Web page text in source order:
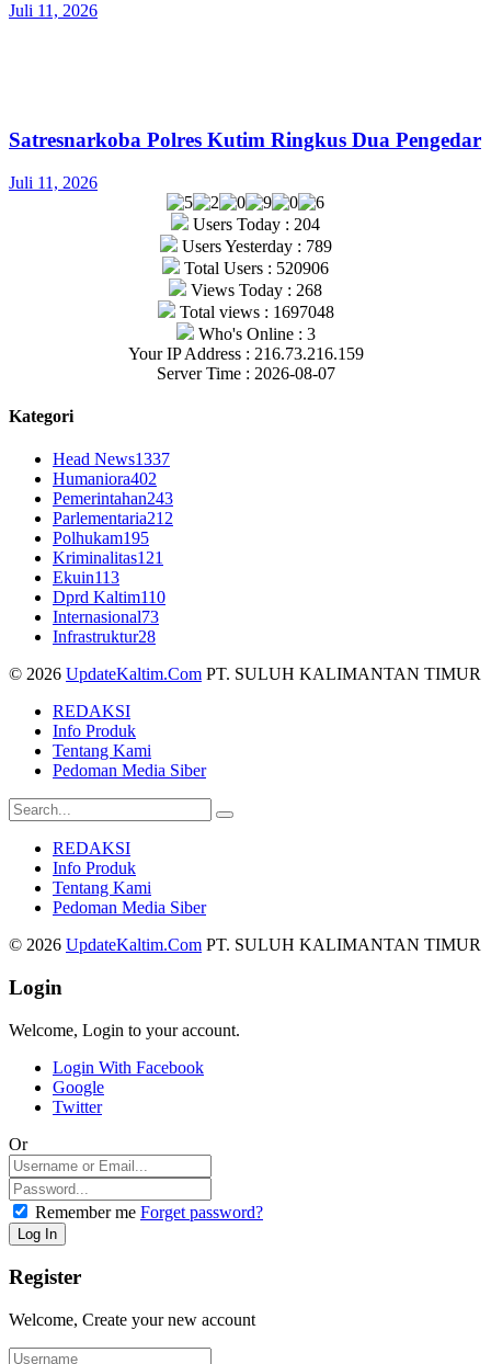
Juli 11, 2026
Satresnarkoba Polres Kutim Ringkus Dua Pengedar
Juli 11, 2026
Users Today : 204
Users Yesterday : 789
Total Users : 520906
Views Today : 268
Total views : 1697048
Who's Online : 3
Your IP Address : 216.73.216.159
Server Time : 2026-08-07
Kategori
Head News1337
Humaniora402
Pemerintahan243
Parlementaria212
Polhukam195
Kriminalitas121
Ekuin113
Dprd Kaltim110
Internasional73
Infrastruktur28
© 2026 UpdateKaltim.Com PT. SULUH KALIMANTAN TIMUR
REDAKSI
Info Produk
Tentang Kami
Pedoman Media Siber
REDAKSI
Info Produk
Tentang Kami
Pedoman Media Siber
© 2026 UpdateKaltim.Com PT. SULUH KALIMANTAN TIMUR
Login
Welcome, Login to your account.
Login With Facebook
Google
Twitter
Or
Remember me Forget password?
Register
Welcome, Create your new account